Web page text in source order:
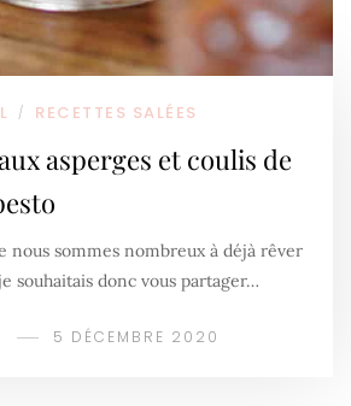
/ RECETTES SALÉES
asperges et coulis de
nous sommes nombreux à déjà rêver
souhaitais donc vous partager…
5 DÉCEMBRE 2020